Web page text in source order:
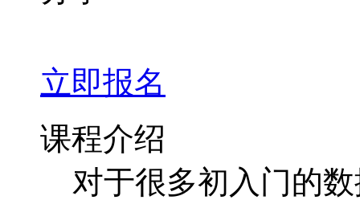
立即报名
课程介绍
对于很多初入门的